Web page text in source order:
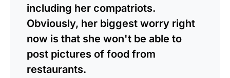
including her compatriots.
Obviously, her biggest worry right
now is that she won't be able to
post pictures of food from
restaurants.